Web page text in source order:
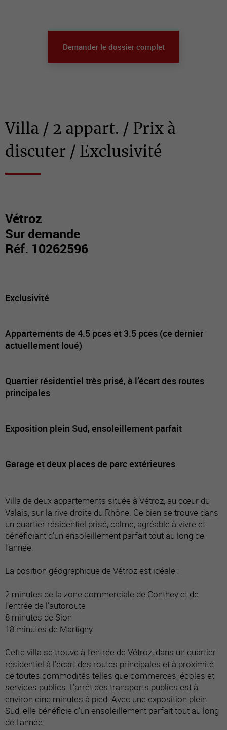
Villa / 2 appart. / Prix à
discuter / Exclusivité
Vétroz
Sur demande
Réf. 10262596
Exclusivité
Appartements de 4.5 pces et 3.5 pces (ce dernier
actuellement loué)
Quartier résidentiel très prisé, à l’écart des routes
principales
Exposition plein Sud, ensoleillement parfait
Garage et deux places de parc extérieures
Villa de deux appartements située à Vétroz, au cœur du
Valais, sur la rive droite du Rhône. Ce bien se trouve dans
un quartier résidentiel prisé, calme, agréable à vivre et
bénéficiant d’un ensoleillement parfait tout au long de
l’année.
La position géographique de Vétroz est idéale :
2 minutes de la zone commerciale de Conthey et de
l’entrée de l’autoroute
8 minutes de Sion
18 minutes de Martigny
Cette villa se trouve à l’entrée de Vétroz, dans un quartier
résidentiel à l’écart des routes principales et à proximité
de toutes commodités telles que commerces, écoles et
services publics. L’arrêt des transports publics est à
environ cinq minutes à pied. Avec une exposition plein
Sud, elle bénéficie d’un ensoleillement parfait tout au long
de l'année.
Demander le dossier complet